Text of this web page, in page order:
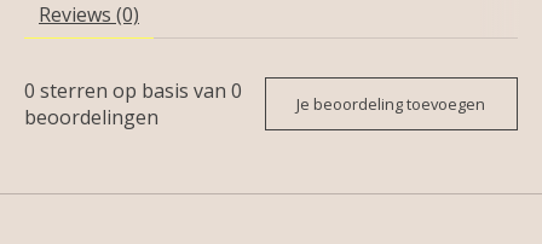
Reviews (0)
0 sterren op basis van 0
beoordelingen
Je beoordeling toevoegen